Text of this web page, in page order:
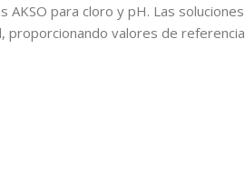
para cloro y pH. Las soluciones
proporcionando valores de referencia